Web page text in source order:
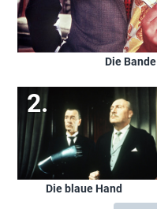
Die
Die blaue Hand